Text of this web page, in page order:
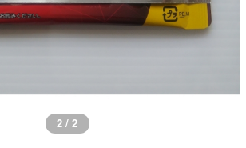
2 / 2